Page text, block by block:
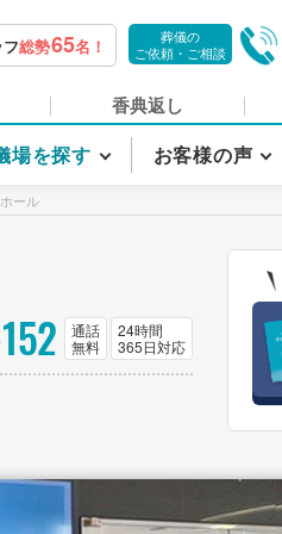
フ総勢65名！
葬儀の
ご依頼・ご相談
香典返し
場を探す お客様の声
ール
通話
無料
24時間
365日対応